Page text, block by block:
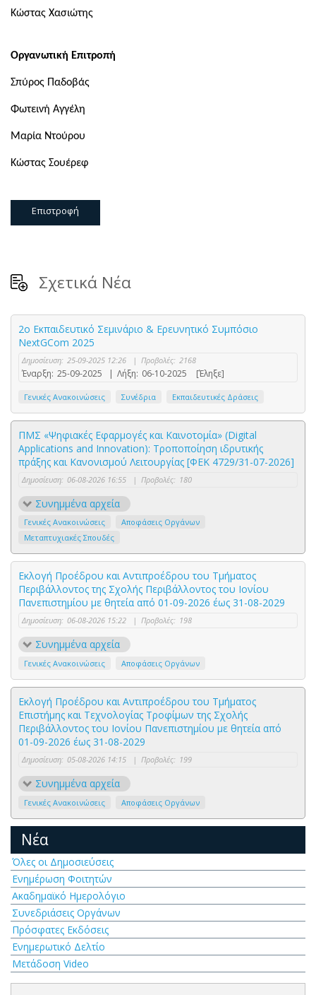
Κώστας Χασιώτης
Οργανωτική Επιτροπή
Σπύρος Παδοβάς
Φωτεινή Αγγέλη
Μαρία Ντούρου
Κώστας Σουέρεφ
Επιστροφή
Σχετικά Νέα
2ο Εκπαιδευτικό Σεμινάριο & Ερευνητικό Συμπόσιο
NextGCom 2025
Δημοσίευση: 25-09-2025 12:26 | Προβολές: 2168
Έναρξη: 25-09-2025 | Λήξη: 06-10-2025 [Έληξε]
Γενικές Ανακοινώσεις Συνέδρια Εκπαιδευτικές Δράσεις
ΠΜΣ «Ψηφιακές Εφαρμογές και Καινοτομία» (Digital
Applications and Innovation): Τροποποίηση ιδρυτικής
πράξης και Κανονισμού Λειτουργίας [ΦΕΚ 4729/31-07-2026]
Δημοσίευση: 06-08-2026 16:55 | Προβολές: 180
Συνημμένα αρχεία
Γενικές Ανακοινώσεις
Αποφάσεις Οργάνων
Μεταπτυχιακές Σπουδές
Εκλογή Προέδρου και Αντιπροέδρου του Τμήματος
Περιβάλλοντος της Σχολής Περιβάλλοντος του Ιονίου
Πανεπιστημίου με θητεία από 01-09-2026 έως 31-08-2029
Δημοσίευση: 06-08-2026 15:22 | Προβολές: 198
Συνημμένα αρχεία
Γενικές Ανακοινώσεις Αποφάσεις Οργάνων
Εκλογή Προέδρου και Αντιπροέδρου του Τμήματος
Επιστήμης και Τεχνολογίας Τροφίμων της Σχολής
Περιβάλλοντος του Ιονίου Πανεπιστημίου με θητεία από
01-09-2026 έως 31-08-2029
Δημοσίευση: 05-08-2026 14:15 | Προβολές: 199
Συνημμένα αρχεία
Γενικές Ανακοινώσεις Αποφάσεις Οργάνων
Νέα
Όλες οι Δημοσιεύσεις
Ενημέρωση Φοιτητών
Ακαδημαϊκό Ημερολόγιο
Συνεδριάσεις Οργάνων
Πρόσφατες Εκδόσεις
Ενημερωτικό Δελτίο
Μετάδοση Video